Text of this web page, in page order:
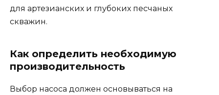
для артезианских и глубоких песчаных
скважин.
Как определить необходимую
производительность
Выбор насоса должен основываться на